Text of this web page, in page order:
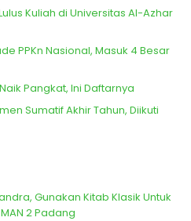
Kuliah di Universitas Al-Azhar
PPKn Nasional, Masuk 4 Besar
Pangkat, Ini Daftarnya
Sumatif Akhir Tahun, Diikuti
Gunakan Kitab Klasik Untuk
2 Padang